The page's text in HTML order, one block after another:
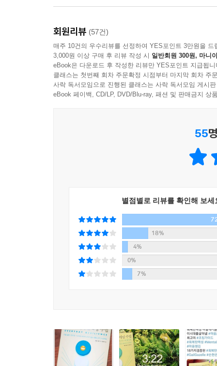
인다.
낙관주의가 회복탄력성에 좋다는 사실은 논란의
끈다. 7만여 명의 간호사를 대상으로 조사한 결과,
환 가족력이 있는 사람들 가운데 긍정적 관점을
자기돌봄은 나만을 위한 일이 아니다. 나를 돌볼
의사, 간호사 등 타인을 돌보는 이들에게 자기돌
아니라, 삶의 어려움을 극복할 수 있는 현실적 대
유연성, 끈기, 자기조절, 긍정성, 자기돌봄)로 명
충분히 키울 수 있다.
이 책에서는 이해를 돕기 위해 실제 인물의 인
우울증에 시달리는 대학생, 갑자기 해고 통보를
내담자들의 다양한 이야기를 한데 모았다.
마음챙김 훈련까지 다양하다. 누구나 자신에게
회복탄력성 계발이라고 하면 ‘정신승리’ 정도의
최근 뇌과학자들은 뇌가 스스로 자신의 기능
여겨졌지만 실상은 정반대로 드러났다. 뇌의 구
이 책에 나오는 다양한 회복탄력성 훈련법의 과학
새로운 것을 학습하고 실행하고 반복하면 뇌에
일어나면 뉴런의 연결과 조직화는 더욱 강해지
중요한 개념이다.
회원리뷰 (57건)
매주 10건의 우수리뷰를 선정하여 YES포인트 3만원을 드
3,000원 이상 구매 후 리뷰 작성 시 일반회원 300원, 마니
eBook은 다운로드 후 작성한 리뷰만 YES포인트 지급됩니
클래스는 첫번째 회차 주문확정 시점부터 마지막 회차 주
사락 독서모임으로 진행된 클래스는 사락 독서모임 게시
eBook 페이백, CD/LP, DVD/Blu-ray, 패션 및 판매금지 상
55
별점별로 리뷰를 확인해 보세
18%
4%
0%
7%